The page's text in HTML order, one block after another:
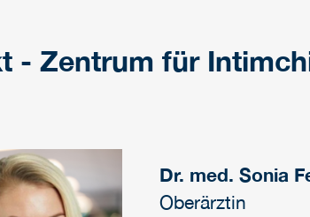
- Zentrum für
Dr. med. Sonia
Oberärztin